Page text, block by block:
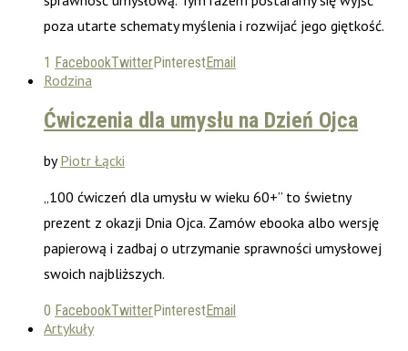
poza utarte schematy myślenia i rozwijać jego giętkość.
1 FacebookTwitterPinterestEmail
Rodzina
Ćwiczenia dla umysłu na Dzień Ojca
byPiotr Łącki
„100 ćwiczeń dla umysłu w wieku 60+” to świetny
prezent z okazji Dnia Ojca. Zamów ebooka albo wersję
papierową i zadbaj o utrzymanie sprawności umysłowej
swoich najbliższych.
0 FacebookTwitterPinterestEmail
Artykuły